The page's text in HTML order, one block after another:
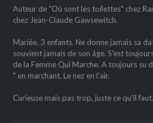
Auteur de "Où sont les toilettes" chez
chez Jean-Claude Gawsewitch.
Mariée, 3 enfants. Ne donne jamais sa
souvient jamais de son âge. S'est
de la Femme Qui Marche. A toujours su
" en marchant. Le nez en l'air.
Curieuse mais pas trop, juste ce qu'il faut.